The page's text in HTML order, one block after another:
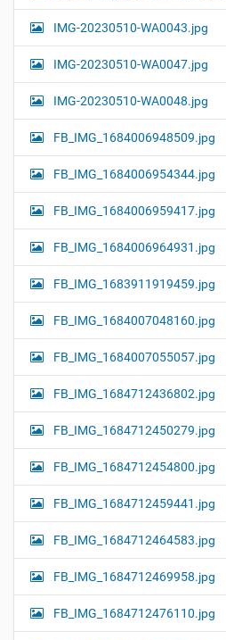
IMG-20230510-WA0043.jpg
IMG-20230510-WA0047.jpg
IMG-20230510-WA0048.jpg
FB_IMG_1684006948509.jpg
FB_IMG_1684006954344.jpg
FB_IMG_1684006959417.jpg
FB_IMG_1684006964931.jpg
FB_IMG_1683911919459.jpg
FB_IMG_1684007048160.jpg
FB_IMG_1684007055057.jpg
FB_IMG_1684712436802.jpg
FB_IMG_1684712450279.jpg
FB_IMG_1684712454800.jpg
FB_IMG_1684712459441.jpg
FB_IMG_1684712464583.jpg
FB_IMG_1684712469958.jpg
FB_IMG_1684712476110.jpg